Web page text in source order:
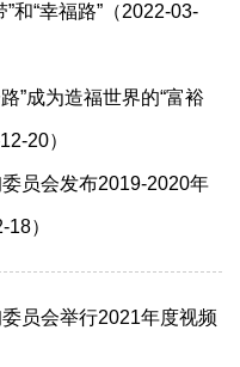
和“幸福路”（2022-03-
”成为造福世界的“富裕
20）
员会发布2019-2020年
）
员会举行2021年度视频